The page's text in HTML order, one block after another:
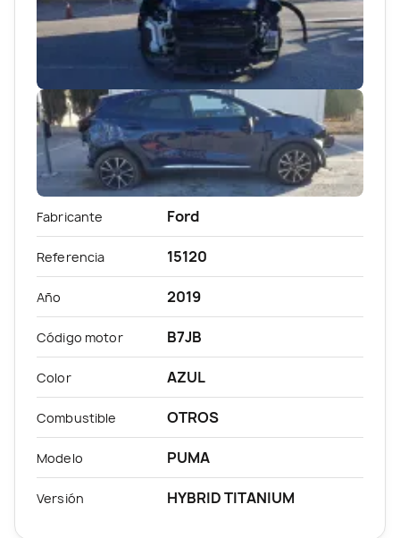
Fabricante Ford
Referencia 15120
Año 2019
Código motor B7JB
Color AZUL
Combustible OTROS
Modelo PUMA
Versión HYBRID TITANIUM